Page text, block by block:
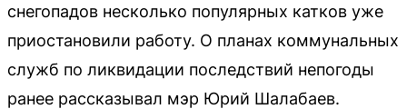
снегопадов несколько популярных катков уже
приостановили работу. О планах коммунальных
служб по ликвидации последствий непогоды
ранее рассказывал мэр Юрий Шалабаев.